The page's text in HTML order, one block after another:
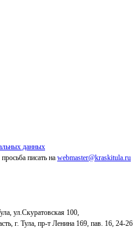
данных
писать на webmaster@kraskitula.ru
ул.Скуратовская 100,
г. Тула, пр-т Ленина 169, пав. 16, 24-26